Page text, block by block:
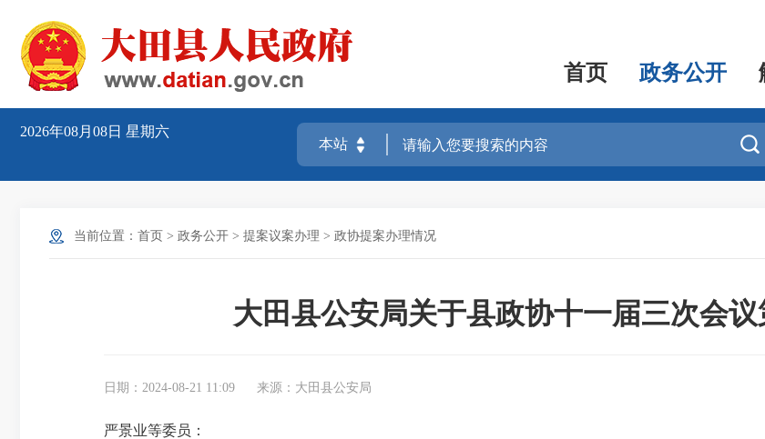
首页 政务公开
2026年08月08日 星期六

当前位置： 首页 > 政务公开 > 提案议案办理 > 政协提案办理情况
大田县公安局关于县政协十一届三次会
日期：2024-08-21 11:09 来源：大田县公安局
严景业等委员：